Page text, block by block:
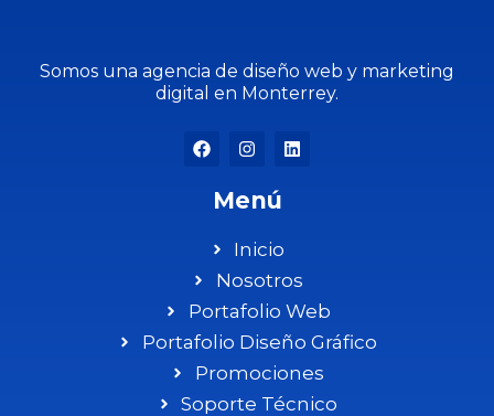
Somos una agencia de diseño web y marketing
digital en Monterrey.
Menú
Inicio
Nosotros
Portafolio Web
Portafolio Diseño Gráfico
Promociones
Soporte Técnico